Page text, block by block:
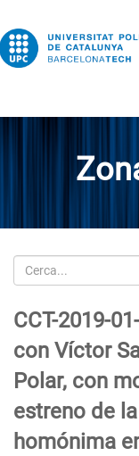
Cerca
CCT-2019-
con Víctor
Polar, con
estreno de
homónima